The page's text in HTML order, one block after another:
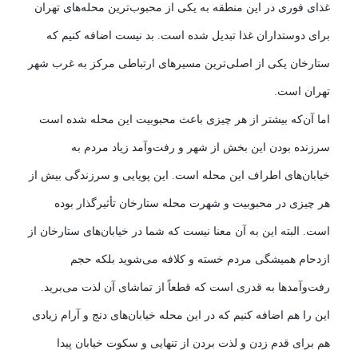
غذای فوری در این منطقه به یکی از محبوب‌ترین محله‌های تهران
برای دوستداران غذا تبدیل شده است. بد نیست اضافه کنیم که
ستارخان یکی از اصلی‌ترین مسیرهای ارتباطی مرکز به غرب شهر
تهران است.
اما آن‌که بیشتر از هر چیزی باعث محبوبیت این محله شده است
سرزنده بودن این بخش از شهر و رفت‌وآمد زیاد مردم به
خیابان‌های اطراف این محله است. این پویایی و سرزندگی بیش از
هر چیزی در محبوبیت و شهرت محله ستارخان تأثیرگذار بوده
است. البته این به آن معنا نیست که شما در خیابان‌های ستارخان از
ازدحام همیشگی مردم خسته و کلافه می‌شوید بلکه حجم
رفت‌وآمدها به قدری است که قطعاً از تماشای آن لذت می‌برید.
این را هم اضافه کنیم که در این محله خیابان‌های دنج و آرام زیادی
هم برای قدم زدن و لذت بردن از تنهایی و سکوت خیابان پیدا